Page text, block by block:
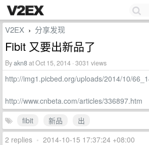
V2EX › 分享发现
Fibit 又要出新品了
Byakn8at Oct 15, 2014 · 3031 views
http://img1.picbed.org/uploads/2014/10/
http://www.cnbeta.com/articles/336897.htm
fibit
新品
出
2 replies • 2014-10-15 17:37:24 +08:00